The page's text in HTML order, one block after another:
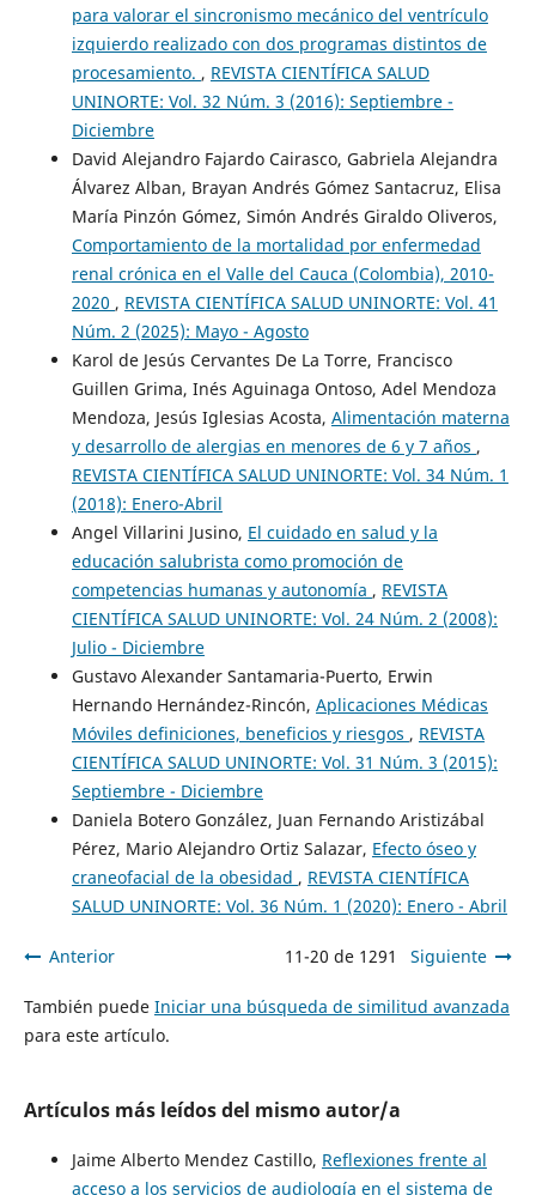
para valorar el sincronismo mecánico del ventrículo
izquierdo realizado con dos programas distintos de
procesamiento. , REVISTA CIENTÍFICA SALUD
UNINORTE: Vol. 32 Núm. 3 (2016): Septiembre -
Diciembre
David Alejandro Fajardo Cairasco, Gabriela Alejandra
Álvarez Alban, Brayan Andrés Gómez Santacruz, Elisa
María Pinzón Gómez, Simón Andrés Giraldo Oliveros,
Comportamiento de la mortalidad por enfermedad
renal crónica en el Valle del Cauca (Colombia), 2010-
2020 , REVISTA CIENTÍFICA SALUD UNINORTE: Vol. 41
Núm. 2 (2025): Mayo - Agosto
Karol de Jesús Cervantes De La Torre, Francisco
Guillen Grima, Inés Aguinaga Ontoso, Adel Mendoza
Mendoza, Jesús Iglesias Acosta, Alimentación materna
y desarrollo de alergias en menores de 6 y 7 años ,
REVISTA CIENTÍFICA SALUD UNINORTE: Vol. 34 Núm. 1
(2018): Enero-Abril
Angel Villarini Jusino, El cuidado en salud y la
educación salubrista como promoción de
competencias humanas y autonomía , REVISTA
CIENTÍFICA SALUD UNINORTE: Vol. 24 Núm. 2 (2008):
Julio - Diciembre
Gustavo Alexander Santamaria-Puerto, Erwin
Hernando Hernández-Rincón, Aplicaciones Médicas
Móviles definiciones, beneficios y riesgos , REVISTA
CIENTÍFICA SALUD UNINORTE: Vol. 31 Núm. 3 (2015):
Septiembre - Diciembre
Daniela Botero González, Juan Fernando Aristizábal
Pérez, Mario Alejandro Ortiz Salazar, Efecto óseo y
craneofacial de la obesidad , REVISTA CIENTÍFICA
SALUD UNINORTE: Vol. 36 Núm. 1 (2020): Enero - Abril
Anterior 11-20 de 1291 Siguiente
También puede Iniciar una búsqueda de similitud avanzada
para este artículo.
Artículos más leídos del mismo autor/a
Jaime Alberto Mendez Castillo, Reflexiones frente al
acceso a los servicios de audiología en el sistema de